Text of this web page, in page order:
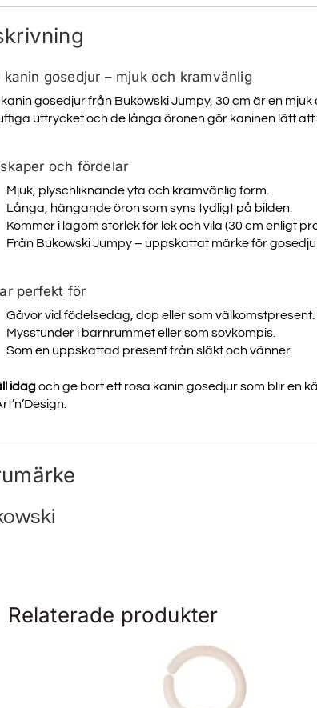
kanin gosedjur – mjuk och kramvänlig
gosedjur från Bukowski Jumpy, 30 cm är en
uttrycket och de långa öronen gör kaninen lätt att
och fördelar
Mjuk, plyschliknande yta och kramvänlig form.
Långa, hängande öron som syns tydligt på bilden.
Kommer i lagom storlek för lek och vila (30 cm enligt
Från Bukowski Jumpy – uppskattat märke för
perfekt för
Gåvor vid födelsedag, dop eller som välkomstpresent.
Mysstunder i barnrummet eller som sovkompis.
Som en uppskattad present från släkt och vänner.
idagoch ge bort ett rosa kanin gosedjur som blir en
Relaterade produkter